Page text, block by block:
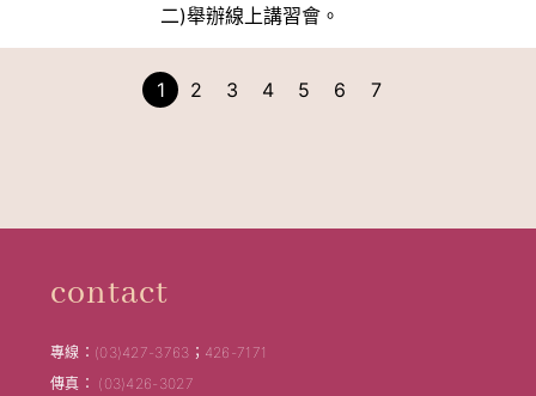
二)舉辦線上講習會。
1 2 3 4 5 6 7
contact
專線：(03)427-3763；426-7171
傳真： (03)426-3027